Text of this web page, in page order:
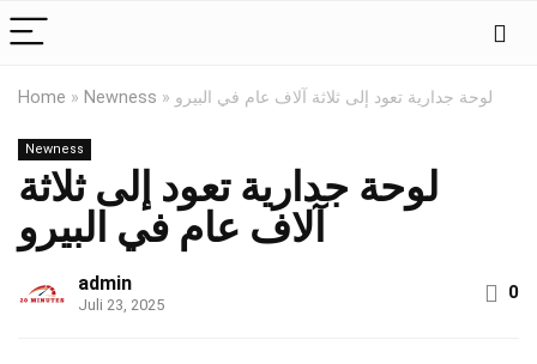
Home » Newness » لوحة جدارية تعود إلى ثلاثة آلاف عام في البيرو
Newness
لوحة جدارية تعود إلى ثلاثة
آلاف عام في البيرو
admin
Juli 23, 2025
0